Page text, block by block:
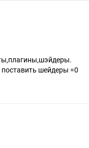
поставить шейдеры =0